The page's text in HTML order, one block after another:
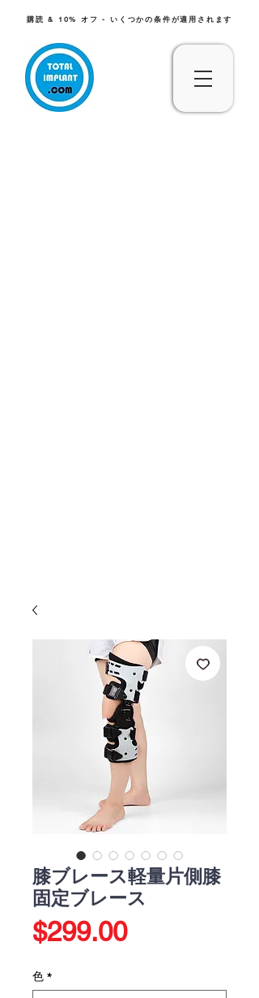
購読 & 10% オフ - いくつかの条件が適用されます
膝ブレース軽量片側膝
固定ブレース
$299.00価
色 *